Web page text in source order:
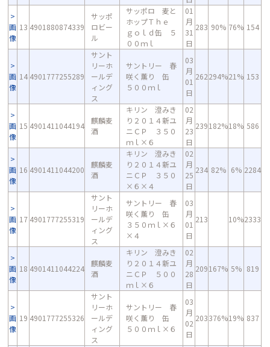
画
像
13 4901880874339
サッポ
ロビー
ル
サッポロ 麦と
ホップＴｈｅ
ｇｏｌｄ缶 ５
００ｍｌ
01
月
31
日
283 90% 76% 154
画
像
14 4901777255289
サント
リーホ
ールデ
ィング
ス
サントリー 春
咲く薫り 缶
５００ｍｌ
03
月
01
日
262294%21% 153
画
像
15 4901411044194
麒麟麦
酒
キリン 澄みき
り２０１４新ユ
ニＣＰ ３５０
ｍｌ×６
02
月
23
日
239182%18% 586
画
像
16 4901411044200
麒麟麦
酒
キリン 澄みき
り２０１４新ユ
ニＣＰ ３５０
×６×４
02
月
25
日
234 82% 6% 2284
画
像
17 4901777255319
サント
リーホ
ールデ
ィング
ス
サントリー 春
咲く薫り 缶
３５０ｍｌ×６
×４
03
月
01
日
213 10%2333
画
像
18 4901411044224
麒麟麦
酒
キリン 澄みき
り２０１４新ユ
ニＣＰ ５００
ｍｌ×６
02
月
28
日
209167% 5% 819
画
像
19 4901777255326
サント
リーホ
ールデ
ィング
ス
サントリー 春
咲く薫り 缶
５００ｍｌ×６
03
月
02
日
203376%19% 837